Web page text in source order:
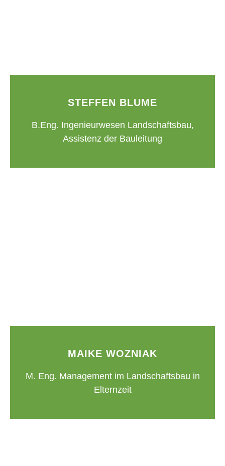
STEFFEN BLUME
B.Eng. Ingenieurwesen Landschaftsbau,
Assistenz der Bauleitung
MAIKE WOZNIAK
M. Eng. Management im Landschaftsbau in
Elternzeit